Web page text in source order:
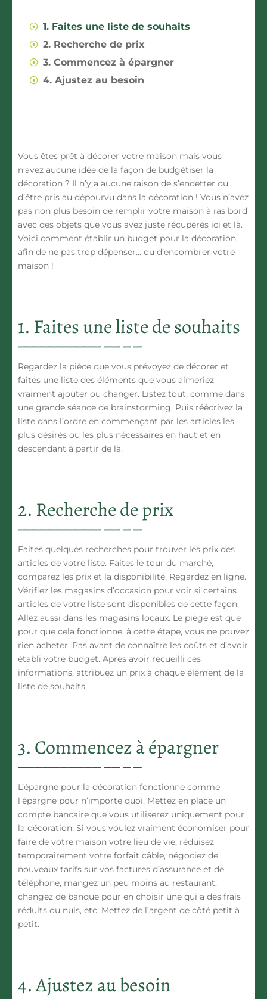
1. Faites une liste de souhaits
2. Recherche de prix
3. Commencez à épargner
4. Ajustez au besoin
Vous êtes prêt à décorer votre maison mais vous
n’avez aucune idée de la façon de budgétiser la
décoration ? Il n’y a aucune raison de s’endetter ou
d’être pris au dépourvu dans la décoration ! Vous n’avez
pas non plus besoin de remplir votre maison à ras bord
avec des objets que vous avez juste récupérés ici et là.
Voici comment établir un budget pour la décoration
afin de ne pas trop dépenser… ou d’encombrer votre
maison !
1. Faites une liste de souhaits
Regardez la pièce que vous prévoyez de décorer et
faites une liste des éléments que vous aimeriez
vraiment ajouter ou changer. Listez tout, comme dans
une grande séance de brainstorming. Puis réécrivez la
liste dans l’ordre en commençant par les articles les
plus désirés ou les plus nécessaires en haut et en
descendant à partir de là.
2. Recherche de prix
Faites quelques recherches pour trouver les prix des
articles de votre liste. Faites le tour du marché,
comparez les prix et la disponibilité. Regardez en ligne.
Vérifiez les magasins d’occasion pour voir si certains
articles de votre liste sont disponibles de cette façon.
Allez aussi dans les magasins locaux. Le piège est que
pour que cela fonctionne, à cette étape, vous ne pouvez
rien acheter. Pas avant de connaître les coûts et d’avoir
établi votre budget. Après avoir recueilli ces
informations, attribuez un prix à chaque élément de la
liste de souhaits.
3. Commencez à épargner
L’épargne pour la décoration fonctionne comme
l’épargne pour n’importe quoi. Mettez en place un
compte bancaire que vous utiliserez uniquement pour
la décoration. Si vous voulez vraiment économiser pour
faire de votre maison votre lieu de vie, réduisez
temporairement votre forfait câble, négociez de
nouveaux tarifs sur vos factures d’assurance et de
téléphone, mangez un peu moins au restaurant,
changez de banque pour en choisir une qui a des frais
réduits ou nuls, etc. Mettez de l’argent de côté petit à
petit.
4. Ajustez au besoin